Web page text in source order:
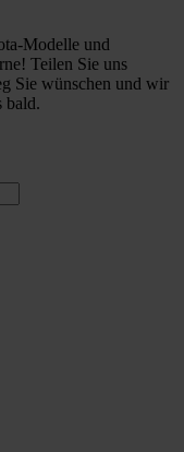
Modelle und
Teilen Sie uns
Sie wünschen und wir
bald.